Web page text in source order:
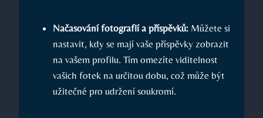
Načasování fotografií a příspěvků: Můžete si
nastavit, kdy se mají vaše příspěvky zobrazit
na vašem profilu. Tím omezíte viditelnost
vašich fotek na určitou dobu, což může být
užitečné pro udržení soukromí.